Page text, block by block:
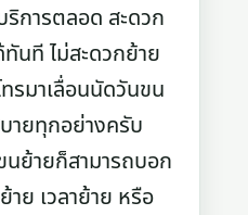
ริการตลอด สะดวก
นที ไม่สะดวกย้าย
รมาเลื่อนนัดวันขน
ายทุกอย่างครับ
นย้ายก็สามารถบอก
าย เวลาย้าย หรือ